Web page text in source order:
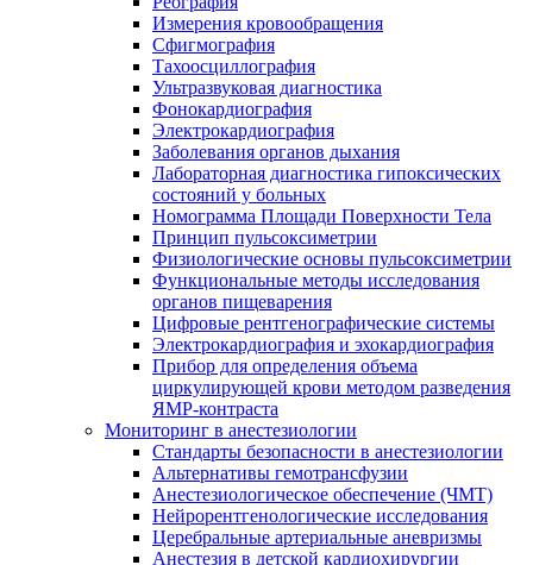
Измерения кровообращения
Сфигмография
Тахоосциллография
Ультразвуковая диагностика
Фонокардиография
Электрокардиография
Заболевания органов дыхания
Лабораторная диагностика гипоксических
состояний у больных
Номограмма Площади Поверхности Тела
Принцип пульсоксиметрии
Физиологические основы пульсоксиметрии
Функциональные методы исследования
органов пищеварения
Цифровые рентгенографические системы
Электрокардиография и эхокардиография
Прибор для определения объема
циркулирующей крови методом разведения
ЯМР-контраста
Мониторинг в анестезиологии
Стандарты безопасности в анестезиологии
Альтернативы гемотрансфузии
Анестезиологическое обеспечение (ЧМТ)
Нейрорентгенологические исследования
Церебральные артериальные аневризмы
Анестезия в детской кардиохирургии